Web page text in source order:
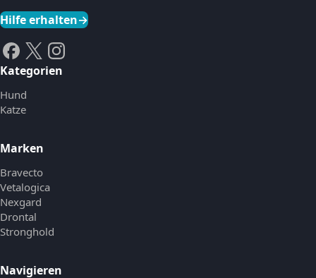
Hilfe erhalten→
Kategorien
Hund
Katze
Marken
Bravecto
Vetalogica
Nexgard
Drontal
Stronghold
Navigieren